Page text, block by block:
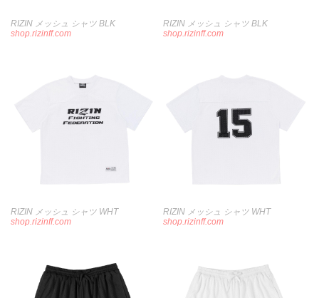
RIZIN メッシュ シャツ BLK
shop.rizinff.com
RIZIN メッシュ シャツ BLK
shop.rizinff.com
RIZIN メッシュ シャツ WHT
shop.rizinff.com
RIZIN メッシュ シャツ WHT
shop.rizinff.com